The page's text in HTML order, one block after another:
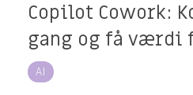
Copilot Cowork:
gang og få værdi
AI